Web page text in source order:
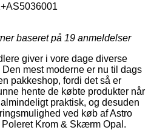
baseret på 19 anmeldelser
giver i vore dage diverse
mest moderne er nu til dags
pakkeshop, fordi det så er
hente de købte produkter når
praktisk, og desuden
ved køb af Astro
Krom & Skærm Opal.